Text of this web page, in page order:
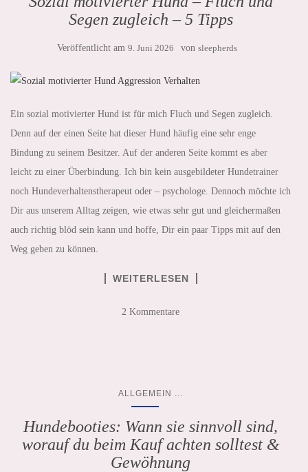
Segen zugleich – 5 Tipps
Veröffentlicht am 9. Juni 2026 von sleepherds
Ein sozial motivierter Hund ist für mich Fluch und Segen zugleich.
Denn auf der einen Seite hat dieser Hund häufig eine sehr enge
Bindung zu seinem Besitzer. Auf der anderen Seite kommt es aber
leicht zu einer Überbindung. Ich bin kein ausgebildeter Hundetrainer
noch Hundeverhaltenstherapeut oder – psychologe. Dennoch möchte ich
Dir aus unserem Alltag zeigen, wie etwas sehr gut und gleichermaßen
auch richtig blöd sein kann und hoffe, Dir ein paar Tipps mit auf den
Weg geben zu können.
WEITERLESEN
2 Kommentare
ALLGEMEIN
Hundebooties: Wann sie sinnvoll sind,
worauf du beim Kauf achten solltest &
Gewöhnung